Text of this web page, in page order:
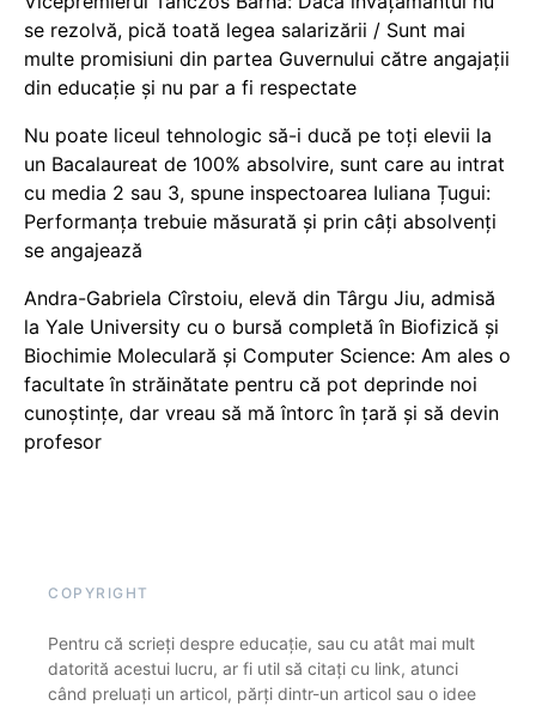
se rezolvă, pică toată legea salarizării / Sunt mai
multe promisiuni din partea Guvernului către angajații
din educație și nu par a fi respectate
Nu poate liceul tehnologic să-i ducă pe toți elevii la
un Bacalaureat de 100% absolvire, sunt care au intrat
cu media 2 sau 3, spune inspectoarea Iuliana Țugui:
Performanța trebuie măsurată și prin câți absolvenți
se angajează
Andra-Gabriela Cîrstoiu, elevă din Târgu Jiu, admisă
la Yale University cu o bursă completă în Biofizică și
Biochimie Moleculară și Computer Science: Am ales o
facultate în străinătate pentru că pot deprinde noi
cunoștințe, dar vreau să mă întorc în țară și să devin
profesor
COPYRIGHT
Pentru că scrieți despre educație, sau cu atât mai mult
datorită acestui lucru, ar fi util să citați cu link, atunci
când preluați un articol, părți dintr-un articol sau o idee